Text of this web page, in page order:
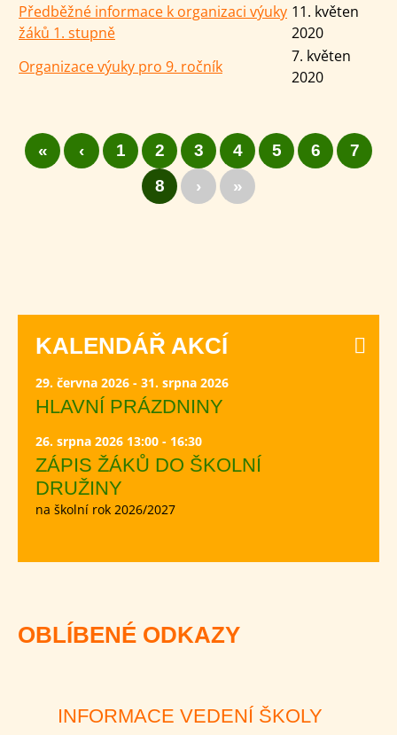
Předběžné informace k organizaci výuky
žáků 1. stupně
11. květen
2020
Organizace výuky pro 9. ročník
7. květen
2020
« ‹ 1 2 3 4 5 6
7
8
› »
KALENDÁŘ AKCÍ
29. června 2026 - 31. srpna 2026
HLAVNÍ PRÁZDNINY
26. srpna 2026 13:00 - 16:30
ZÁPIS ŽÁKŮ DO ŠKOLNÍ
DRUŽINY
na školní rok 2026/2027
OBLÍBENÉ ODKAZY
INFORMACE VEDENÍ ŠKOLY